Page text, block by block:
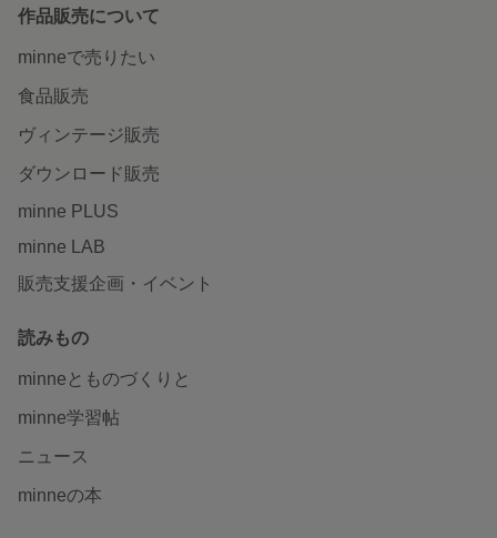
作品販売について
minneで売りたい
食品販売
ヴィンテージ販売
ダウンロード販売
minne PLUS
minne LAB
販売支援企画・イベント
読みもの
minneとものづくりと
minne学習帖
ニュース
minneの本